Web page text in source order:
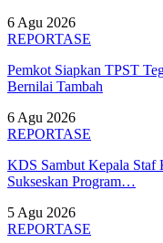
6 Agu 2026
REPORTASE
Pemkot Siapkan TPST
Bernilai Tambah
6 Agu 2026
REPORTASE
KDS Sambut Kepala Staf
Sukseskan Program…
5 Agu 2026
REPORTASE